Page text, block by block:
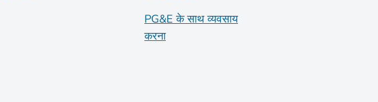
PG&E के साथ व्यवसाय
करना